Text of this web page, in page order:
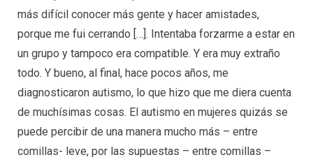
más difícil conocer más gente y hacer amistades,
porque me fui cerrando […]. Intentaba forzarme a estar en
un grupo y tampoco era compatible. Y era muy extraño
todo. Y bueno, al final, hace pocos años, me
diagnosticaron autismo, lo que hizo que me diera cuenta
de muchísimas cosas. El autismo en mujeres quizás se
puede percibir de una manera mucho más – entre
comillas- leve, por las supuestas – entre comillas –